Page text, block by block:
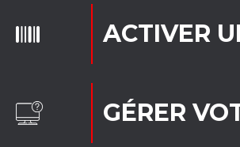
ACTIVER
GÉRER